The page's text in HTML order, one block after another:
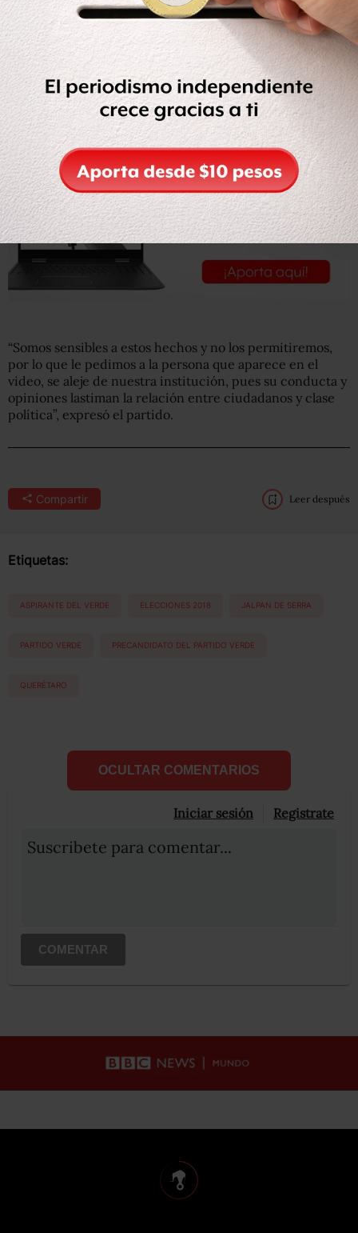
El instituto político dijo que no va a permitir estas
conductas en sus aspirantes, sean o no militantes pues
hacen “mal uso de la imagen de esta institución”.
“Somos sensibles a estos hechos y no los permitiremos,
por lo que le pedimos a la persona que aparece en el
video, se aleje de nuestra institución, pues su conducta y
opiniones lastiman la relación entre ciudadanos y clase
política”, expresó el partido.
Compartir Leer después
Etiquetas:
ASPIRANTE DEL VERDE ELECCIONES 2018 JALPAN DE SERRA
PARTIDO VERDE PRECANDIDATO DEL PARTIDO VERDE
QUERÉTARO
OCULTAR COMENTARIOS
Iniciar sesión Registrate
Suscribete para comentar...
COMENTAR